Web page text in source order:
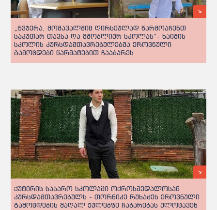
„გვჯერა, მომავალშიც ღირსეულად წარმოაჩენთ
საკუთარ თავსა და მშობლიურ სკოლას“- ხაიშის
სკოლის კურსდამთავრებულებმა ეროვნული
გამოცდები წარმატებით ჩააბარეს
ქუტირის საჯარო სკოლაში ოქროსმედალოსან
კურსდამთავრებულს - თორნიკე რუხაძეს ეროვნული
გამოცდების მაღალ ქულებზე ჩაბარებას ულოცავენ